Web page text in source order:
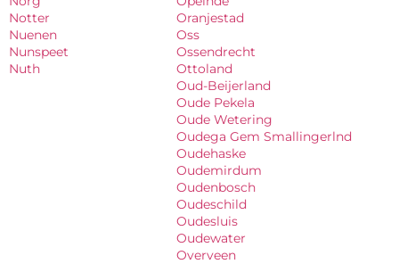
Notter
Nuenen
Nunspeet
Nuth
Oranjestad
Oss
Ossendrecht
Ottoland
Oud-Beijerland
Oude Pekela
Oude Wetering
Oudega Gem Smallingerlnd
Oudehaske
Oudemirdum
Oudenbosch
Oudeschild
Oudesluis
Oudewater
Overveen